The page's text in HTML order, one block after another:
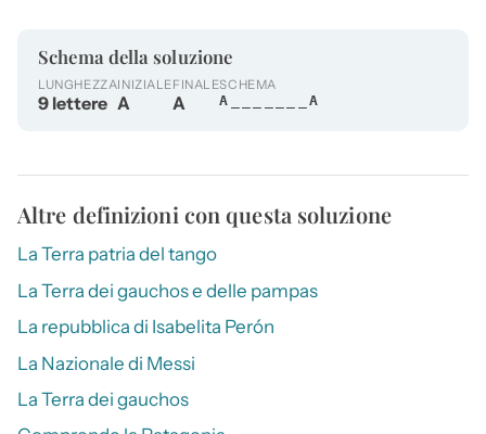
Schema della soluzione
LUNGHEZZA
9 lettere
INIZIALE
A
FINALE
A
SCHEMA
A_______A
Altre definizioni con questa soluzione
La Terra patria del tango
La Terra dei gauchos e delle pampas
La repubblica di Isabelita Perón
La Nazionale di Messi
La Terra dei gauchos